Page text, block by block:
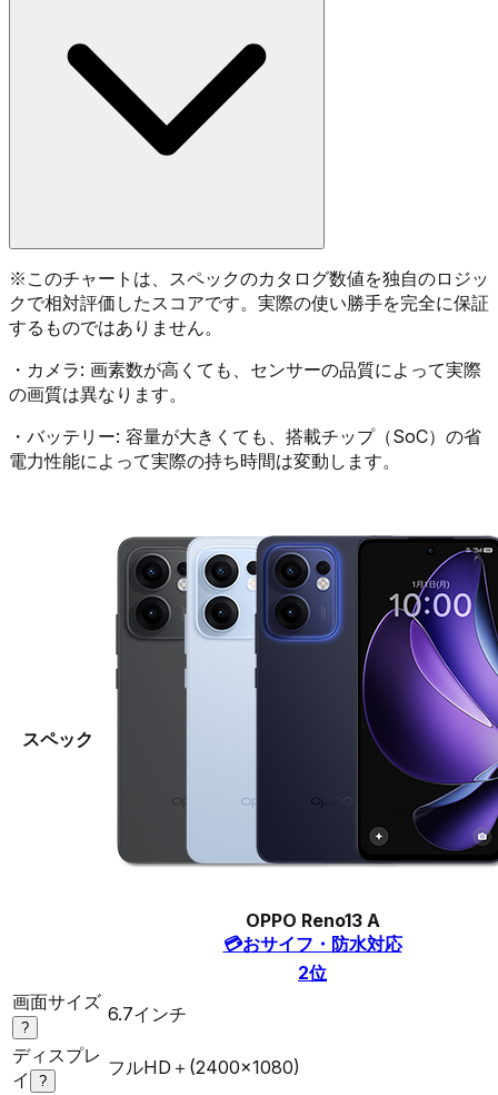
※ このチャートは、スペックのカタログ数値を独自のロジッ
クで相対評価したスコアです。実際の使い勝手を完全に保証
するものではありません。
・ カメラ: 画素数が高くても、センサーの品質によって実際
の画質は異なります。
・ バッテリー: 容量が大きくても、搭載チップ（SoC）の省
電力性能によって実際の持ち時間は変動します。
スペック
OPPO Reno13 A
💳おサイフ・防水対応
2位
画面サイズ
?
6.7インチ
ディスプレ
イ
?
フルHD＋(2400×1080)